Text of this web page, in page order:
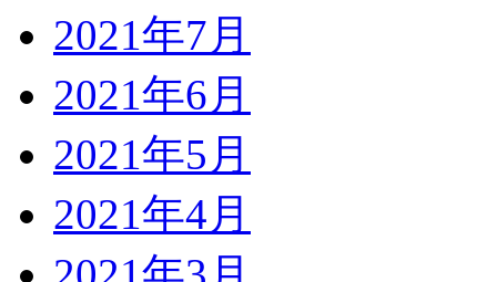
2021年7月
2021年6月
2021年5月
2021年4月